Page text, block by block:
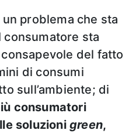
un problema che sta
sta
del fatto
di consumi
sull’ambiente; di
consumatori
soluzionigreen,